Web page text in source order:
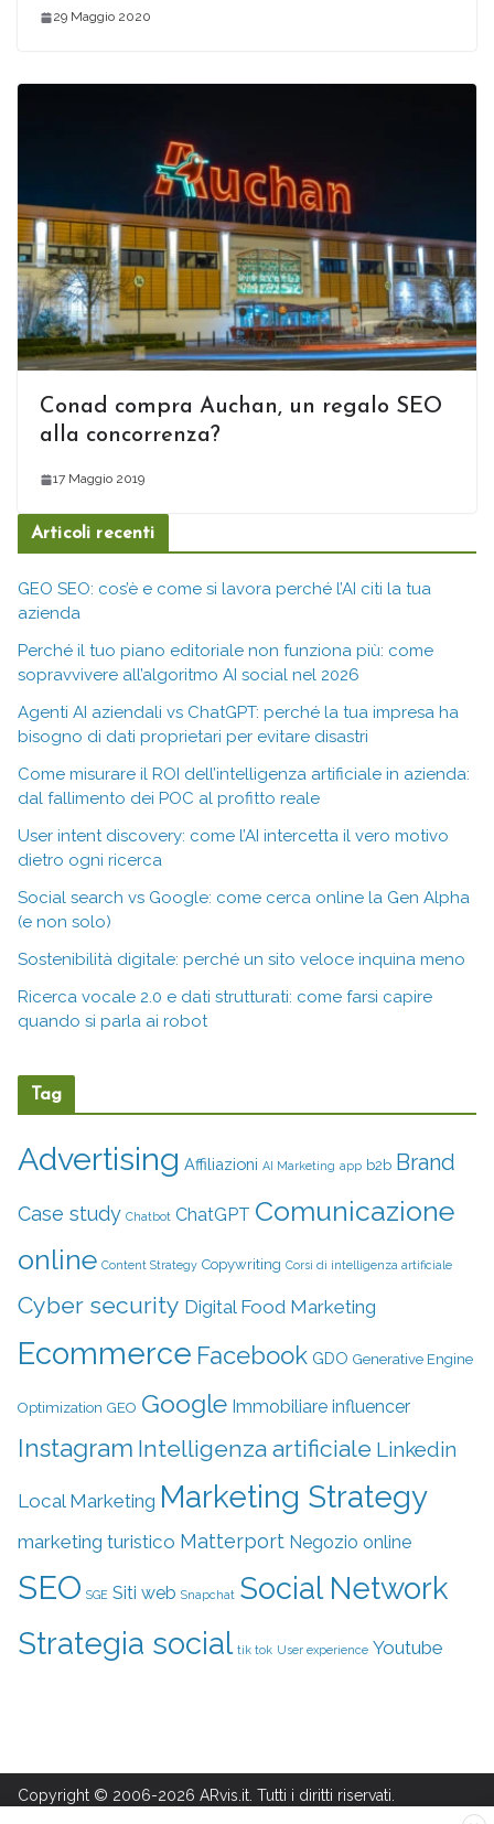
29 Maggio 2020
Conad compra Auchan, un regalo SEO
alla concorrenza?
17 Maggio 2019
Articoli recenti
GEO SEO: cos’è e come si lavora perché l’AI citi la tua
azienda
Perché il tuo piano editoriale non funziona più: come
sopravvivere all’algoritmo AI social nel 2026
Agenti AI aziendali vs ChatGPT: perché la tua impresa ha
bisogno di dati proprietari per evitare disastri
Come misurare il ROI dell’intelligenza artificiale in azienda:
dal fallimento dei POC al profitto reale
User intent discovery: come l’AI intercetta il vero motivo
dietro ogni ricerca
Social search vs Google: come cerca online la Gen Alpha
(e non solo)
Sostenibilità digitale: perché un sito veloce inquina meno
Ricerca vocale 2.0 e dati strutturati: come farsi capire
quando si parla ai robot
Tag
Advertising Affiliazioni AI Marketing app b2b Brand
Case study Chatbot ChatGPT Comunicazione
online Content Strategy Copywriting Corsi di intelligenza artificiale
Cyber security Digital Food Marketing
Ecommerce Facebook GDO Generative Engine
Optimization GEO Google Immobiliare influencer
Instagram Intelligenza artificiale Linkedin
Local Marketing Marketing Strategy
marketing turistico Matterport Negozio online
SEO SGE Siti web Snapchat Social Network
Strategia social tik tok User experience Youtube
Copyright © 2006-2026 ARvis.it. Tutti i diritti riservati.